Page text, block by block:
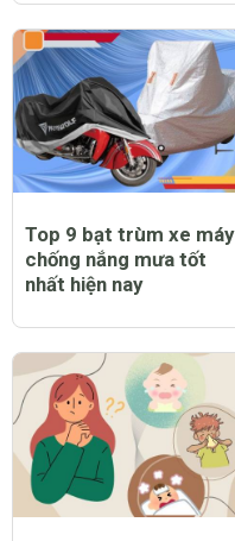
Top 9 bạt trùm xe máy
chống nắng mưa tốt
nhất hiện nay